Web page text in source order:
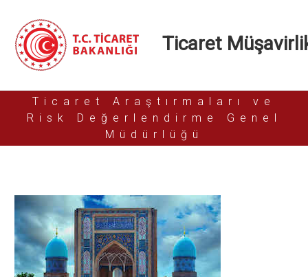
Ticaret
Ticaret Araştırmaları ve
Risk Değerlendirme Genel
Müdürlüğü